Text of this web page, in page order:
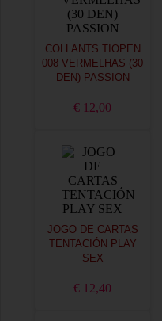
COLLANTS TIOPEN
008 VERMELHAS (30
DEN) PASSION
€ 12,00
JOGO DE CARTAS
TENTACIÓN PLAY
SEX
€ 12,40